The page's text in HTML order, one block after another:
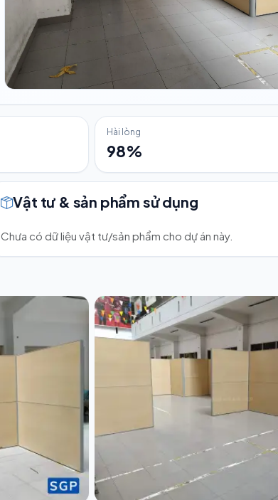
Hài lòng
98%
Vật tư & sản phẩm sử dụng
Chưa có dữ liệu vật tư/sản phẩm cho dự án này.